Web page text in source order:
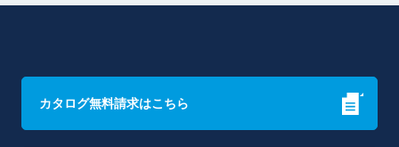
カタログ無料請求はこちら